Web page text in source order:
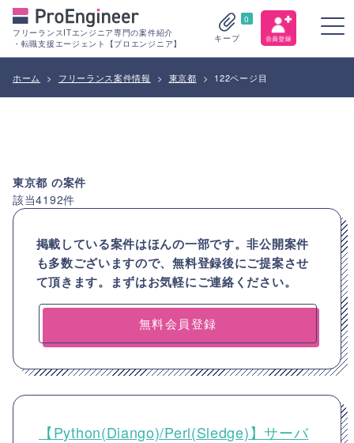
フリーランスITエンジニア専門の案件紹介
・転職支援エージェント【プロエンジニア】
0
キープ
ホーム > フリーランス案件情報 > 東京都 > 122ページ目
東京都 の案件
該当4192件
掲載している案件はほんの一部です。非公開案件
も多数ございますので、無料登録後にご提案させ
て頂きます。まずはお気軽にご連絡ください。
無料会員登録
【Python(Diango)/Perl(Sledge)】サーバ